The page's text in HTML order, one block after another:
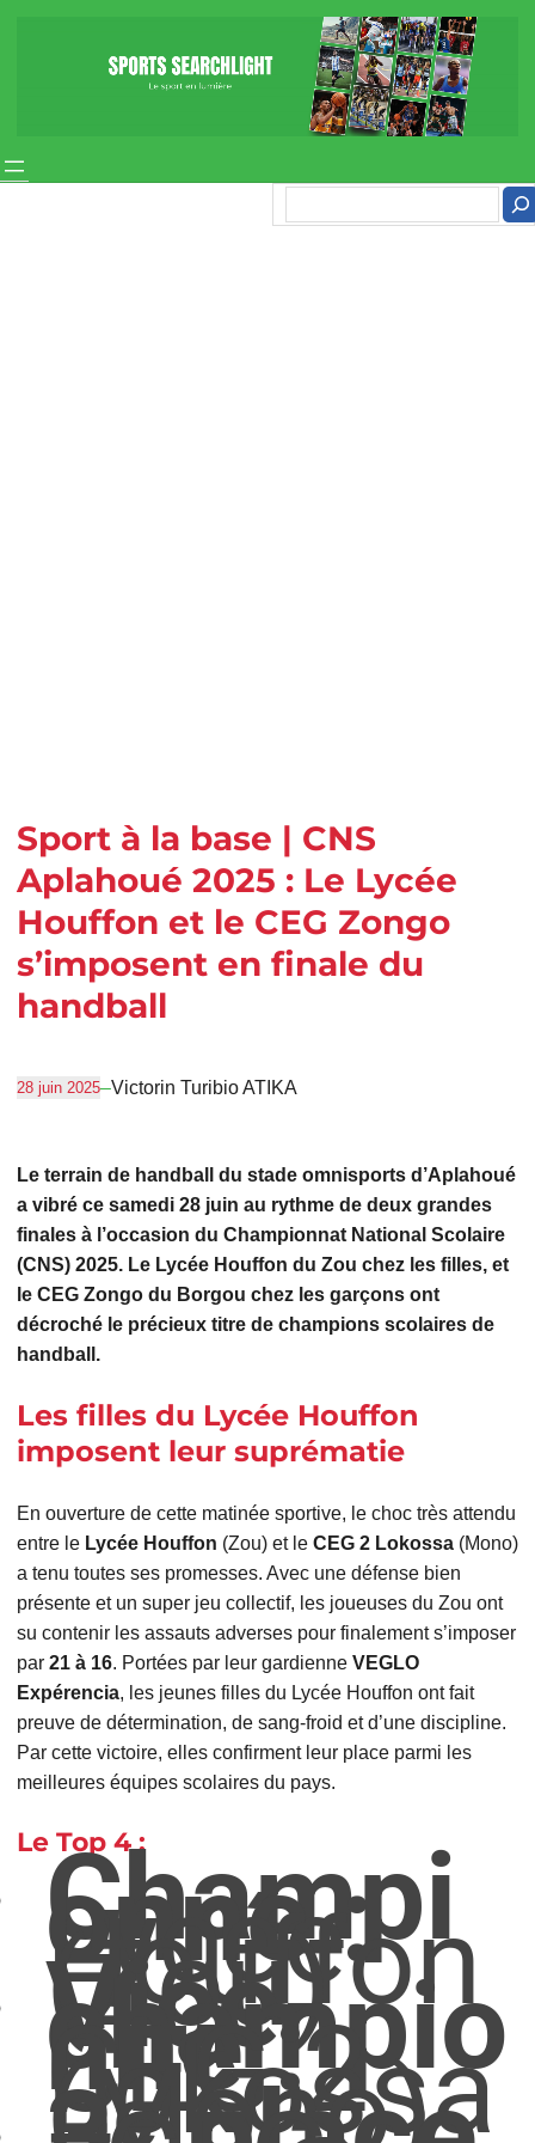
Sport à la base | CNS
Aplahoué 2025 : Le Lycée
Houffon et le CEG Zongo
s’imposent en finale du
handball
28 juin 2025–Victorin Turibio ATIKA
Le terrain de handball du stade omnisports d’Aplahoué
a vibré ce samedi 28 juin au rythme de deux grandes
finales à l’occasion du Championnat National Scolaire
(CNS) 2025. Le Lycée Houffon du Zou chez les filles, et
le CEG Zongo du Borgou chez les garçons ont
décroché le précieux titre de champions scolaires de
handball.
Les filles du Lycée Houffon
imposent leur suprématie
En ouverture de cette matinée sportive, le choc très attendu
entre le Lycée Houffon (Zou) et le CEG 2 Lokossa(Mono)
a tenu toutes ses promesses. Avec une défense bien
présente et un super jeu collectif, les joueuses du Zou ont
su contenir les assauts adverses pour finalement s’imposer
par 21 à 16. Portées par leur gardienne VEGLO
Expérencia, les jeunes filles du Lycée Houffon ont fait
preuve de détermination, de sang-froid et d’une discipline.
Par cette victoire, elles confirment leur place parmi les
meilleures équipes scolaires du pays.
Le Top 4 :
Champi
onne :
Lycée
Houffon
(Zou)
Vice-
champio
nne :
CEG 2
Lokossa
(Mono)